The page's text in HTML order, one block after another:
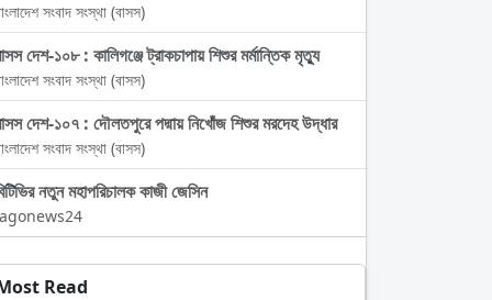
সংবাদ সংস্থা (বাসস)
দেশ-১০৮ : কালিগঞ্জে ট্রাকচাপায় শিশুর মর্মান্তিক মৃত্যু
সংবাদ সংস্থা (বাসস)
দেশ-১০৭ : দৌলতপুরে পদ্মায় নিখোঁজ শিশুর মরদেহ উদ্ধার
সংবাদ সংস্থা (বাসস)
নতুন মহাপরিচালক কাজী জেসিন
Read